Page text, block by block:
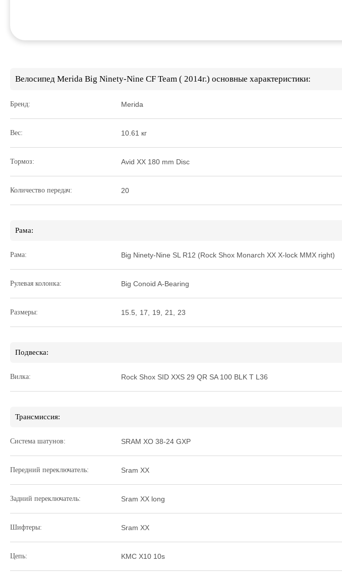
Велосипед Merida Big Ninety-Nine CF Team ( 2014г.) основные характеристики:
Бренд: Merida
Вес: 10.61 кг
Тормоз: Avid XX 180 mm Disc
Количество передач: 20
Рама:
Рама: Big Ninety-Nine SL R12 (Rock Shox Monarch XX X-lock MMX right)
Рулевая колонка: Big Conoid A-Bearing
Размеры: 15.5 17 19 21 23
Подвеска:
Вилка: Rock Shox SID XXS 29 QR SA 100 BLK T L36
Трансмиссия:
Система шатунов: SRAM XO 38-24 GXP
Передний переключатель: Sram XX
Задний переключатель: Sram XX long
Шифтеры: Sram XX
Цепь: KMC X10 10s